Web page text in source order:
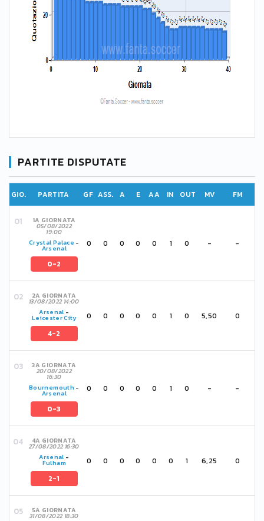
PARTITE DISPUTATE
GIO. PARTITA GF ASS. A E AA IN OUT MV FM
1A GIORNATA
05/08/2022
19:00
Crystal Palace -
Arsenal
0-2
0 0 0 0 0 1 0 - -
2A GIORNATA
13/08/2022 14:00
Arsenal -
Leicester City
4-2
0 0 0 0 0 1 0 5,50 0
3A GIORNATA
20/08/2022
16:30
Bournemouth-
Arsenal
0-3
0 0 0 0 0 1 0 - -
4A GIORNATA
27/08/2022 16:30
Arsenal -
Fulham
2-1
0 0 0 0 0 0 1 6,25 0
5A GIORNATA
31/08/2022 18:30